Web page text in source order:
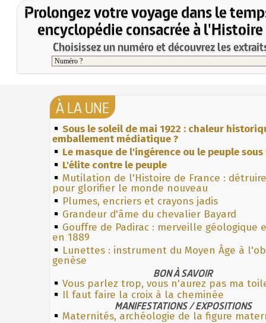
Prolongez votre voyage dans le
encyclopédie consacrée à l'Histoire
Choisissez un numéro et découvrez les
À LA UNE
Sous le soleil de mai 1922 : chaleur
emballement médiatique ?
Le masque de l'ingérence ou le peuple
L'élite contre le peuple
Mutilation de l'Histoire de France :
pour glorifier le monde nouveau
Plumes, encriers et crayons jadis
Grandeur d'âme du chevalier Bayard
Gouffre de Padirac : merveille géologique
en 1889
Lunettes : instrument du Moyen Âge à
genèse
BON À SAVOIR
Vous parlez trop, vous n'aurez pas ma
Il faut faire la croix à la cheminée
MANIFESTATIONS / EXPOSITIONS
Maternités, archéologie de la figure